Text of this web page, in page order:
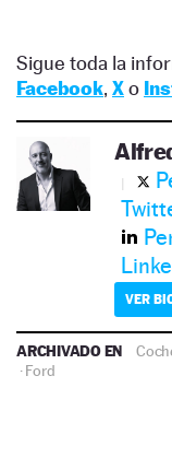
Sigue toda la
Facebook, Xo
VER
ARCHIVADO EN
·Ford